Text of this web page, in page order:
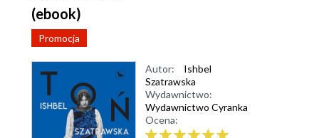
(ebook)
Promocja
Autor:
Ishbel
Szatrawska
Wydawnictwo:
Wydawnictwo Cyranka
Ocena: